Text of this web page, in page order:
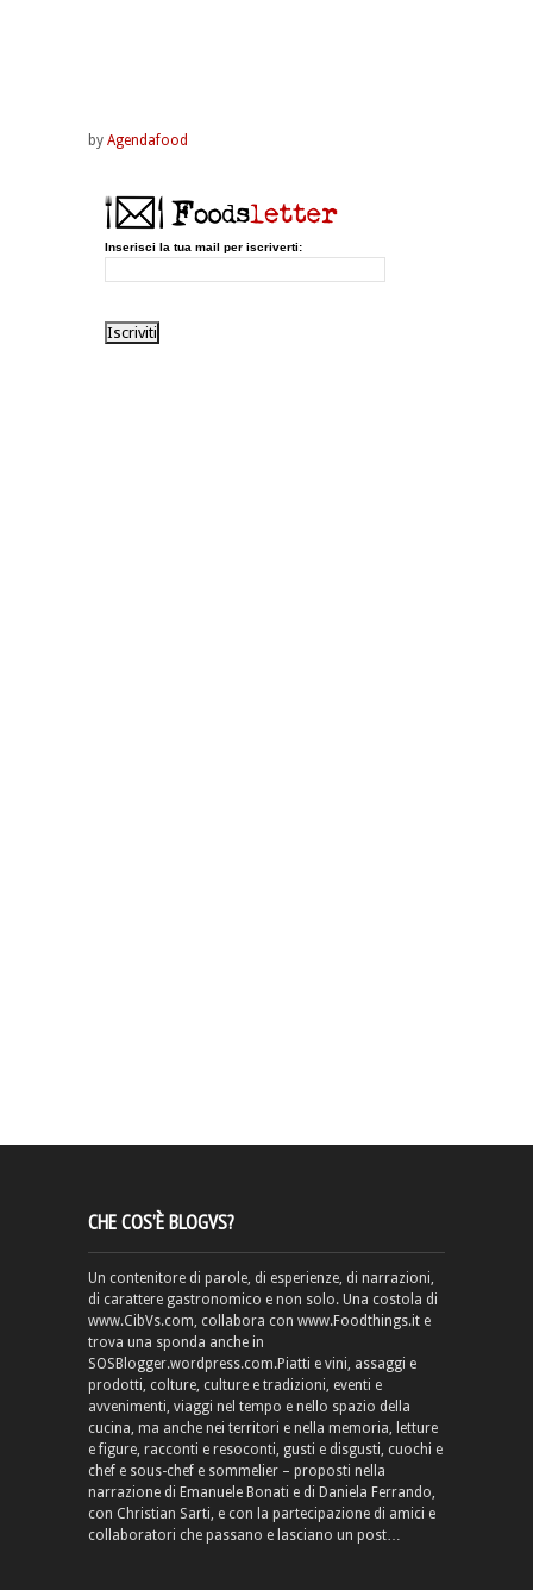
by Agendafood
Inserisci la tua mail per iscriverti:
CHE COS’È BLOGVS?
Un contenitore di parole, di esperienze, di narrazioni,
di carattere gastronomico e non solo. Una costola di
www.CibVs.com, collabora con www.Foodthings.it e
trova una sponda anche in
SOSBlogger.wordpress.com.Piatti e vini, assaggi e
prodotti, colture, culture e tradizioni, eventi e
avvenimenti, viaggi nel tempo e nello spazio della
cucina, ma anche nei territori e nella memoria, letture
e figure, racconti e resoconti, gusti e disgusti, cuochi e
chef e sous-chef e sommelier – proposti nella
narrazione di Emanuele Bonati e di Daniela Ferrando,
con Christian Sarti, e con la partecipazione di amici e
collaboratori che passano e lasciano un post…